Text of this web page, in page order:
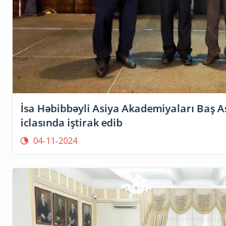
İsa Həbibbəyli Asiya Akademiyaları Baş
iclasında iştirak edib
04-11-2024